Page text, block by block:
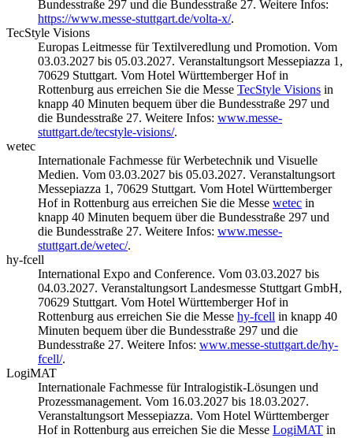
Bundesstraße 297 und die Bundesstraße 27. Weitere Infos:
https://www.messe-stuttgart.de/volta-x/.
TecStyle Visions
Europas Leitmesse für Textilveredlung und Promotion. Vom
03.03.2027 bis 05.03.2027. Veranstaltungsort Messepiazza 1,
70629 Stuttgart. Vom Hotel Württemberger Hof in
Rottenburg aus erreichen Sie die Messe TecStyle Visions in
knapp 40 Minuten bequem über die Bundesstraße 297 und
die Bundesstraße 27. Weitere Infos: www.messe-
stuttgart.de/tecstyle-visions/.
wetec
Internationale Fachmesse für Werbetechnik und Visuelle
Medien. Vom 03.03.2027 bis 05.03.2027. Veranstaltungsort
Messepiazza 1, 70629 Stuttgart. Vom Hotel Württemberger
Hof in Rottenburg aus erreichen Sie die Messe wetec in
knapp 40 Minuten bequem über die Bundesstraße 297 und
die Bundesstraße 27. Weitere Infos: www.messe-
stuttgart.de/wetec/.
hy-fcell
International Expo and Conference. Vom 03.03.2027 bis
04.03.2027. Veranstaltungsort Landesmesse Stuttgart GmbH,
70629 Stuttgart. Vom Hotel Württemberger Hof in
Rottenburg aus erreichen Sie die Messe hy-fcell in knapp 40
Minuten bequem über die Bundesstraße 297 und die
Bundesstraße 27. Weitere Infos: www.messe-stuttgart.de/hy-
fcell/.
LogiMAT
Internationale Fachmesse für Intralogistik-Lösungen und
Prozessmanagement. Vom 16.03.2027 bis 18.03.2027.
Veranstaltungsort Messepiazza. Vom Hotel Württemberger
Hof in Rottenburg aus erreichen Sie die Messe LogiMAT in